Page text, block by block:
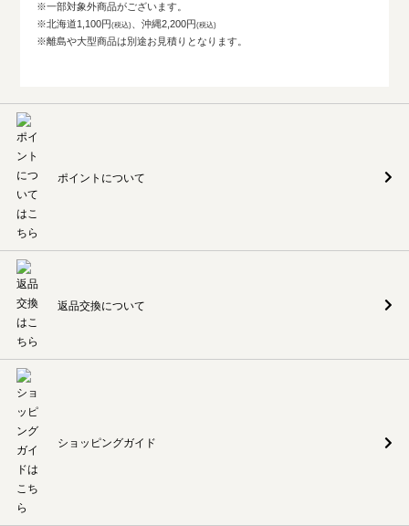
※一部対象外商品がございます。
※北海道1,100円
、沖縄2,200円
※離島や大型商品は別途お見積りとなります。
ポイントについて
返品交換について
ショッピングガイド